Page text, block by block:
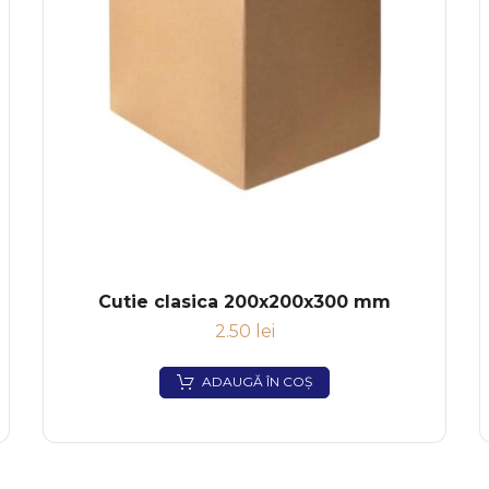
Cutie clasica 200x200x300 mm
2.50 lei
ADAUGĂ ÎN COȘ